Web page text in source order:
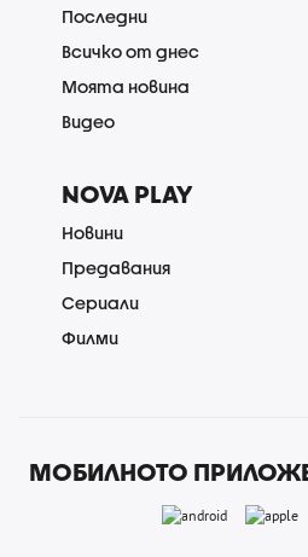
Последни
Всичко от днес
Моята новина
Видео
NOVA PLAY
Новини
Предавания
Сериали
Филми
МОБИЛНОТО